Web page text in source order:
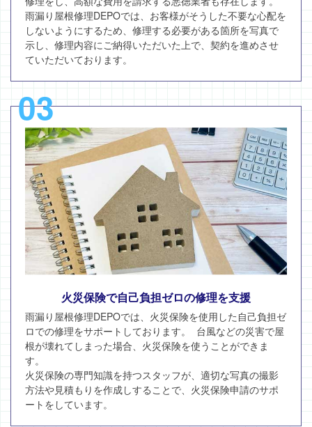
雨漏り屋根修理DEPOでは、お客様がそうした不要な心配を
しないようにするため、修理する必要がある箇所を写真で
示し、修理内容にご納得いただいた上で、契約を進めさせ
ていただいております。
03
火災保険で自己負担ゼロの修理を支援
雨漏り屋根修理DEPOでは、火災保険を使用した自己負担ゼ
ロでの修理をサポートしております。 台風などの災害で屋
根が壊れてしまった場合、火災保険を使うことができま
す。
火災保険の専門知識を持つスタッフが、適切な写真の撮影
方法や見積もりを作成しすることで、火災保険申請のサポ
ートをしています。